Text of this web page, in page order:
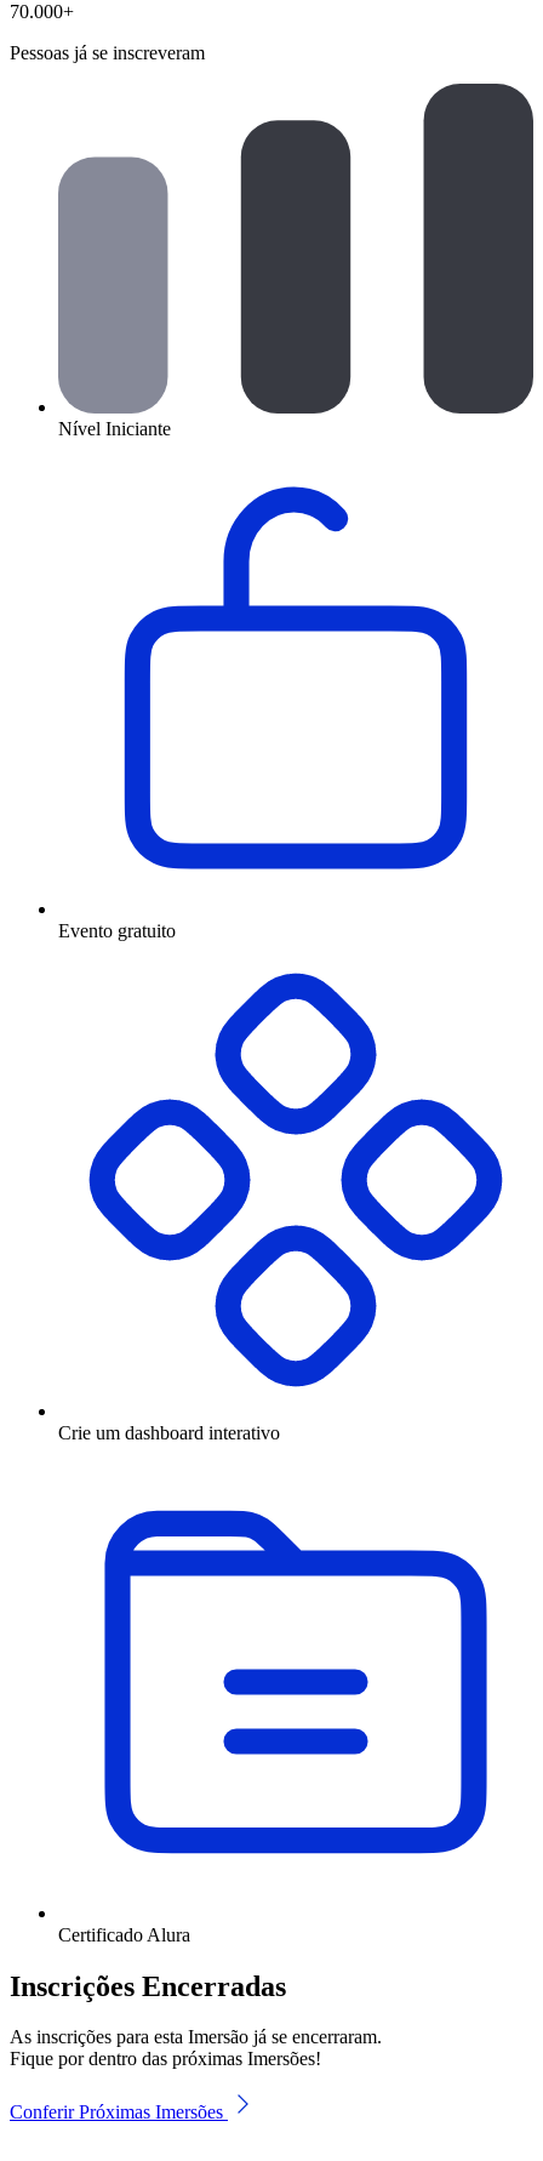
70.000+
Pessoas já se inscreveram
Nível Iniciante
Evento gratuito
Crie um dashboard interativo
Certificado Alura
Inscrições Encerradas
As inscrições para esta Imersão já se encerraram.
Fique por dentro das próximas Imersões!
Conferir Próximas Imersões